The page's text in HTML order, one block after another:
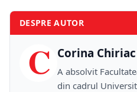
DESPRE AUTOR
C Corina Chiriac
A absolvit
din cadrul